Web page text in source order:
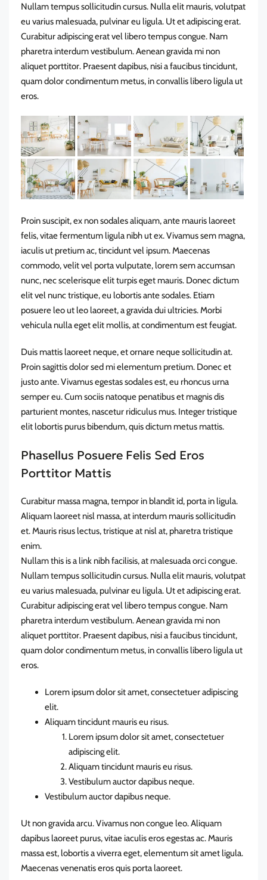
Nullam tempus sollicitudin cursus. Nulla elit mauris, volutpat
eu varius malesuada, pulvinar eu ligula. Ut et adipiscing erat.
Curabitur adipiscing erat vel libero tempus congue. Nam
pharetra interdum vestibulum. Aenean gravida mi non
aliquet porttitor. Praesent dapibus, nisi a faucibus tincidunt,
quam dolor condimentum metus, in convallis libero ligula ut
eros.
Proin suscipit, ex non sodales aliquam, ante mauris laoreet
felis, vitae fermentum ligula nibh ut ex. Vivamus sem magna,
iaculis ut pretium ac, tincidunt vel ipsum. Maecenas
commodo, velit vel porta vulputate, lorem sem accumsan
nunc, nec scelerisque elit turpis eget mauris. Donec dictum
elit vel nunc tristique, eu lobortis ante sodales. Etiam
posuere leo ut leo laoreet, a gravida dui ultricies. Morbi
vehicula nulla eget elit mollis, at condimentum est feugiat.
Duis mattis laoreet neque, et ornare neque sollicitudin at.
Proin sagittis dolor sed mi elementum pretium. Donec et
justo ante. Vivamus egestas sodales est, eu rhoncus urna
semper eu. Cum sociis natoque penatibus et magnis dis
parturient montes, nascetur ridiculus mus. Integer tristique
elit lobortis purus bibendum, quis dictum metus mattis.
Phasellus Posuere Felis Sed Eros
Porttitor Mattis
Curabitur massa magna, tempor in blandit id, porta in ligula.
Aliquam laoreet nisl massa, at interdum mauris sollicitudin
et. Mauris risus lectus, tristique at nisl at, pharetra tristique
enim.
Nullam this is a link nibh facilisis, at malesuada orci congue.
Nullam tempus sollicitudin cursus. Nulla elit mauris, volutpat
eu varius malesuada, pulvinar eu ligula. Ut et adipiscing erat.
Curabitur adipiscing erat vel libero tempus congue. Nam
pharetra interdum vestibulum. Aenean gravida mi non
aliquet porttitor. Praesent dapibus, nisi a faucibus tincidunt,
quam dolor condimentum metus, in convallis libero ligula ut
eros.
Lorem ipsum dolor sit amet, consectetuer adipiscing
elit.
Aliquam tincidunt mauris eu risus.
Lorem ipsum dolor sit amet, consectetuer
adipiscing elit.
Aliquam tincidunt mauris eu risus.
Vestibulum auctor dapibus neque.
Vestibulum auctor dapibus neque.
Ut non gravida arcu. Vivamus non congue leo. Aliquam
dapibus laoreet purus, vitae iaculis eros egestas ac. Mauris
massa est, lobortis a viverra eget, elementum sit amet ligula.
Maecenas venenatis eros quis porta laoreet.